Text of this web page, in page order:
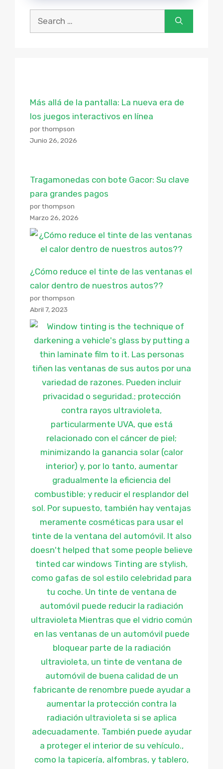
Buscar:
Más allá de la pantalla: La nueva era de
los juegos interactivos en línea
por thompson
Junio 26, 2026
Tragamonedas con bote Gacor: Su clave
para grandes pagos
por thompson
Marzo 26, 2026
¿Cómo reduce el tinte de las ventanas el
calor dentro de nuestros autos??
por thompson
Abril 7, 2023